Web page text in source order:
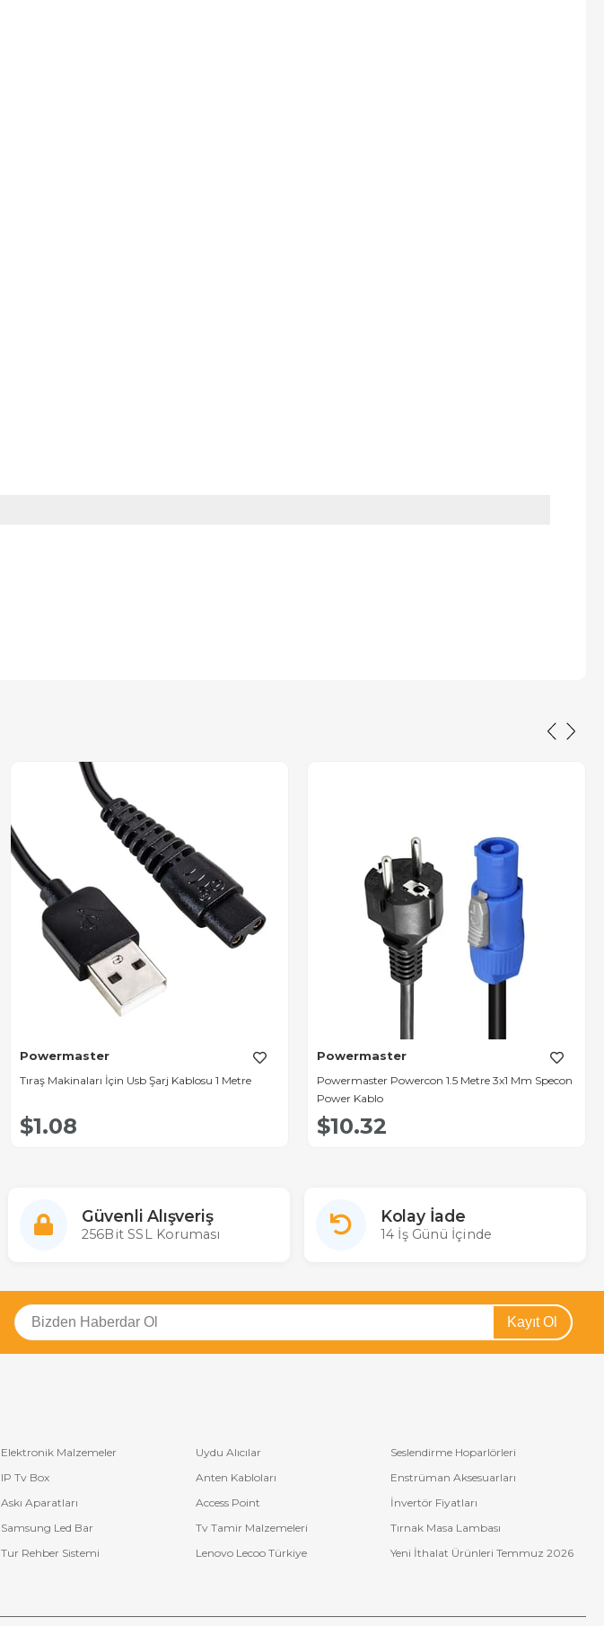
Powermaster
Tıraş Makinaları İçin Usb Şarj Kablosu 1 Metre
$1.08
Powermaster
Powermaster Powercon 1.5 Metre 3x1 Mm Specon
Power Kablo
$10.32
Güvenli Alışveriş
256Bit SSL Koruması
Kolay İade
14 İş Günü İçinde
Kayıt Ol
Elektronik Malzemeler Uydu Alıcılar
Seslendirme Hoparlörleri
IP Tv Box Anten Kabloları
Enstrüman Aksesuarları
Askı Aparatları Access Point
İnvertör Fiyatları
Samsung Led Bar Tv Tamir Malzemeleri
Tırnak Masa Lambası
Tur Rehber Sistemi Lenovo Lecoo Türkiye Yeni İthalat Ürünleri Temmuz 2026